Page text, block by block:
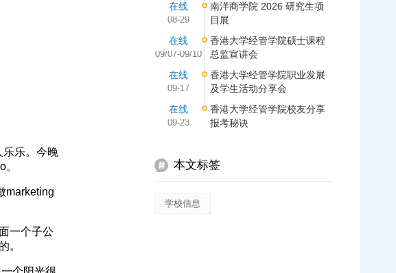
乐乐。今晚
marketing
一个子公
。
在线
08-29
南洋商学院 2026 研究生项
目展
在线
09/07-09/10
香港大学经管学院硕士课程
总监宣讲会
在线
09-17
香港大学经管学院职业发展
及学生活动分享会
在线
09-23
香港大学经管学院校友分享
报考秘诀
本文标签
学校信息